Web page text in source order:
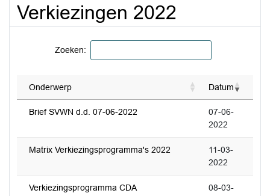
Verkiezingen 2022
Zoeken:
Onderwerp Datum
Brief SVWN d.d. 07-06-2022
07-06-
2022
Matrix Verkiezingsprogramma's 2022
11-03-
2022
Verkiezingsprogramma CDA
08-03-